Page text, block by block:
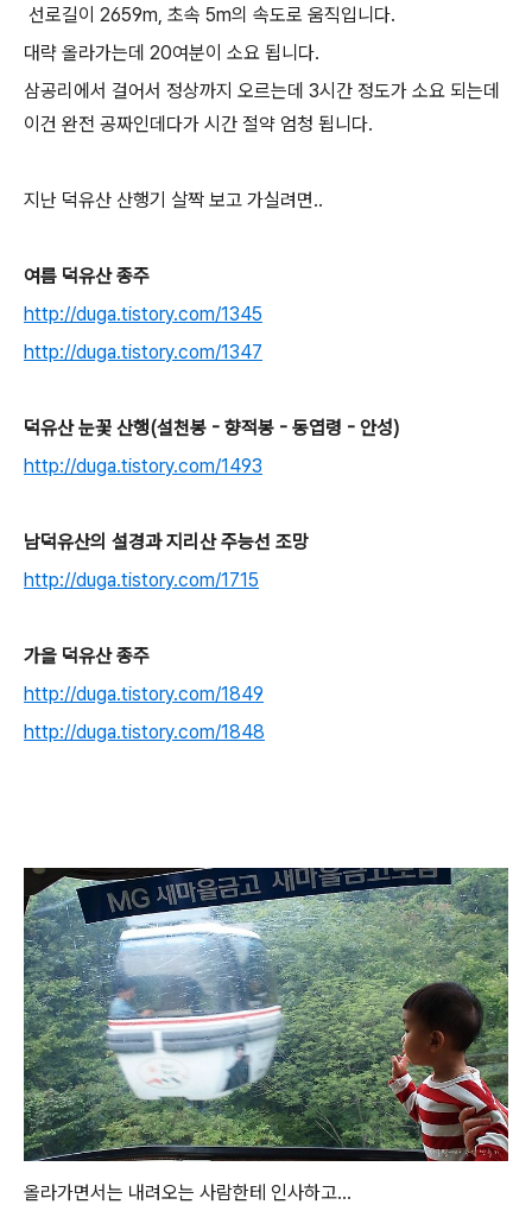
선로길이 2659m, 초속 5m의 속도로 움직입니다.
대략 올라가는데 20여분이 소요 됩니다.
삼공리에서 걸어서 정상까지 오르는데 3시간 정도가 소요 되는데
이건 완전 공짜인데다가 시간 절약 엄청 됩니다.
지난 덕유산 산행기 살짝 보고 가실려면..
여름 덕유산 종주
http://duga.tistory.com/1345
http://duga.tistory.com/1347
덕유산 눈꽃 산행(설천봉 - 향적봉 - 동엽령 - 안성)
http://duga.tistory.com/1493
남덕유산의 설경과 지리산 주능선 조망
http://duga.tistory.com/1715
가을 덕유산 종주
http://duga.tistory.com/1849
http://duga.tistory.com/1848
올라가면서는 내려오는 사람한테 인사하고...